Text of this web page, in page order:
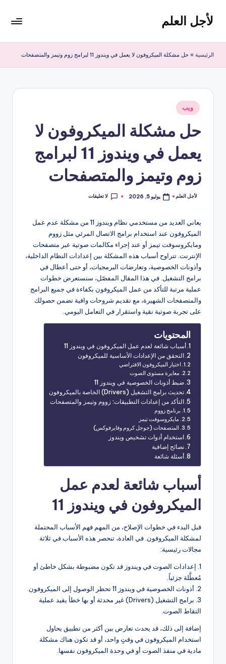
التجاوز
المحتوى
لأجل العلم
موقع
التقنية
الرئيسية » حل مشكلة الميكروفون لا يعمل في ويندوز 11 لبرامج زوم وتيمز والمتصفحات
نُشر
في
ويب
حل مشكلة الميكروفون لا
يعمل في ويندوز 11 لبرامج
زوم وتيمز والمتصفحات
تمّ
لأجل العلم يوليو 5, 2026 لا تعليقات
يعاني العديد من مستخدمي نظام ويندوز 11 من مشكلة عدم عمل
الميكروفون عند استخدام برامج الاتصال المرئي مثل زووم
ومايكروسوفت تيمز أو عند إجراء مكالمات صوتية عبر متصفحات
الإنترنت. تتراوح أسباب هذه المشكلة بين إعدادات النظام الداخلية،
وأذونات الخصوصية، وتعارضات البرمجيات، أو حتى أعطال في
برامج التشغيل. في هذا المقال المفصّل، سنستعرض خطوات
عملية مرتبة للتأكد من عمل الميكروفون بكفاءة في جميع البرامج
والمتصفحات الشهيرة، مع تقديم شروحات وافية تضمن حصولك
على تجربة صوتية نقية واستقرار في التعامل اليومي.
المحتويات
أسباب شائعة لعدم عمل الميكروفون في ويندوز 11
التحقق من الإعدادات الأساسية للميكروفون
اختيار الميكروفون الافتراضي
معايرة مستوى الصوت
ضبط أذونات الخصوصية في ويندوز 11
تحديث برامج التشغيل (Drivers) الخاصة بالميكروفون
التأكد من إعدادات التطبيقات: زووم وتيمز والمتصفحات
برنامج زووم
مايكروسوفت تيمز
المتصفحات (جوجل كروم وفايرفوكس)
استخدام أدوات تشخيص ويندوز
نصائح إضافية
أسئلة شائعة
أسباب شائعة لعدم عمل
الميكروفون في ويندوز 11
قبل البدء في خطوات الإصلاح، من المهم فهم الأسباب المحتملة
لمشكلة الميكروفون. في العادة، تنحصر هذه الأسباب في ثلاثة
مجالات رئيسية:
1. إعدادات الصوت في ويندوز قد تكون مضبوطة بشكل خاطئ أو
مُعطَّلة جزئياً.
2. أذونات الخصوصية في ويندوز 11 تحظر الوصول إلى الميكروفون.
3. برامج التشغيل (Drivers) غير محدثة أو بها خطأ يقيد عملية
التقاط الصوت.
إضافة إلى ذلك، قد يحدث تعارض بين أكثر من تطبيق يحاول
استخدام الميكروفون في وقتٍ واحد، أو قد تكون هناك مشكلة
مادية في منفذ الصوت أو في وحدة الميكروفون نفسها.